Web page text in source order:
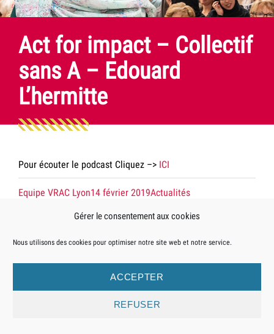
Gérer le consentement aux cookies
Nous utilisons des cookies pour optimiser notre site web et notre service.
ACCEPTER
REFUSER
Act for impact – Collectif
sans A – Edouard
L’hermitte
Pour écouter le podcast Cliquez –> ICI
Posté
Equipe VRAC Lyonle
14 février 2019dans
Actualités
Mentions légales Crédits Revue de presse